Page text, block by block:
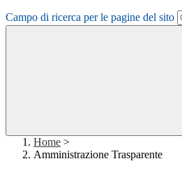
Campo di ricerca per le pagine del sito
Home >
Amministrazione Trasparente